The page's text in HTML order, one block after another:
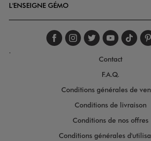
L'ENSEIGNE GÉMO
Suivez-nous
Suivez-
Suivez-
.
Contact
F.A.Q.
Conditions générales de
Conditions de livraison
Conditions de nos offres
Conditions générales